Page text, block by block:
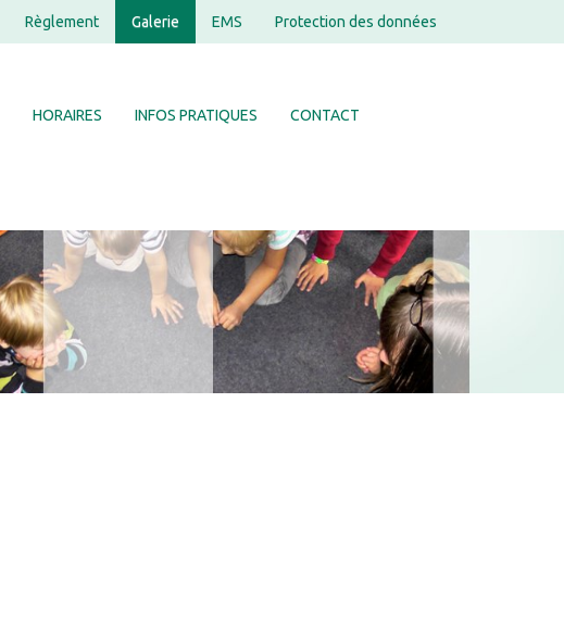
Règlement Galerie EMS Protection des données
HORAIRES INFOS PRATIQUES CONTACT